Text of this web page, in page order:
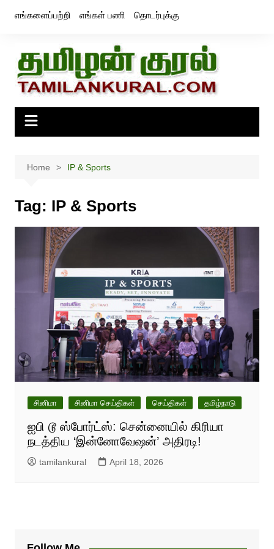
எங்களைப்பற்றி எங்கள் பணி தொடர்புக்கு
Home IP & Sports
Tag: IP & Sports
சினிமா சினிமா செய்திகள் செய்திகள் தமிழ்நாடு
ஐபி டூ ஸ்போர்ட்ஸ்: சென்னையில் கிரியா
நடத்திய ‘இன்னோவேஷன்’ அதிரடி!
tamilankural April 18, 2026